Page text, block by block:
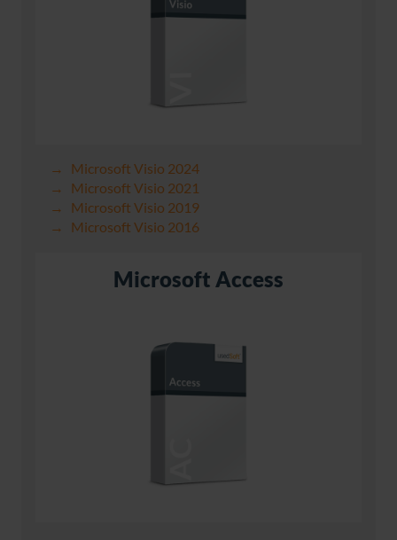
Microsoft Visio 2024
Microsoft Visio 2021
Microsoft Visio 2019
Microsoft Visio 2016
Microsoft Access